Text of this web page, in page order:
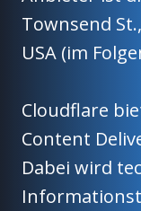
Townsend
USA (im
Cloudflare
Content
Dabei wird